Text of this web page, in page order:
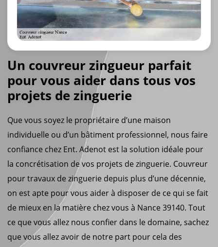
Un couvreur zingueur parfait
pour vous aider dans tous vos
projets de zinguerie
Que vous soyez le propriétaire d’une maison
individuelle ou d’un bâtiment professionnel, nous faire
confiance chez Ent. Adenot est la solution idéale pour
la concrétisation de vos projets de zinguerie. Couvreur
pour travaux de zinguerie depuis plus d’une décennie,
on est apte pour vous aider à disposer de ce qui se fait
de mieux en la matière chez vous à Nance 39140. Tout
ce que vous allez nous confier dans le domaine, sachez
que vous allez avoir de notre part pour cela des